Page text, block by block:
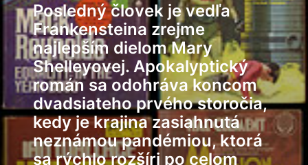
Posledný človek je vedľa
Frankensteina zrejme
najlepším dielom Mary
Shelleyovej. Apokalyptický
román sa odohráva koncom
dvadsiateho prvého storočia,
kedy je krajina zasiahnutá
neznámou pandémiou, ktorá
sa rýchlo rozšíri po celom